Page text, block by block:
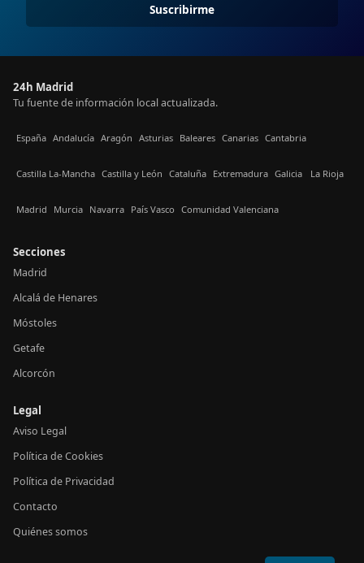
Suscribirme
24h Madrid
Tu fuente de información local actualizada.
España Andalucía Aragón Asturias Baleares Canarias Cantabria
Castilla La-Mancha Castilla y León Cataluña Extremadura Galicia La Rioja
Madrid Murcia Navarra País Vasco Comunidad Valenciana
Secciones
Madrid
Alcalá de Henares
Móstoles
Getafe
Alcorcón
Legal
Aviso Legal
Política de Cookies
Política de Privacidad
Contacto
Quiénes somos